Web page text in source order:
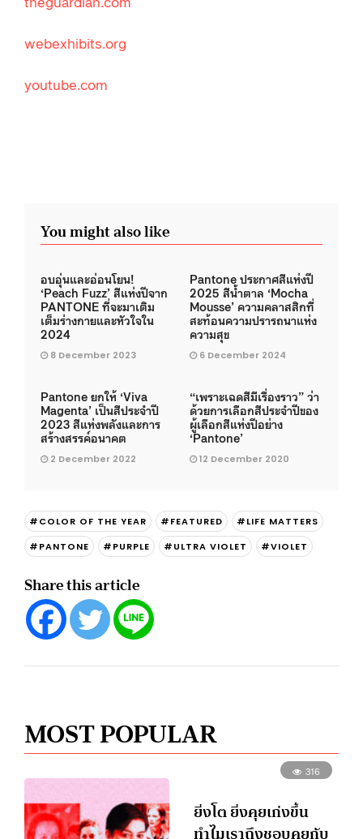
webexhibits.org
youtube.com
You might also like
อบอุ่นและอ่อนโยน!
‘Peach Fuzz’ สีแห่งปีจาก
PANTONE ที่จะมาเติม
เต็มร่างกายและหัวใจใน
2024
8 December 2023
Pantone ประกาศสีแห่งปี
2025 สีน้ำตาล ‘Mocha
Mousse’ ความคลาสสิกที่
สะท้อนความปรารถนาแห่ง
ความสุข
6 December 2024
Pantone ยกให้ ‘Viva
Magenta’ เป็นสีประจำปี
2023 สีแห่งพลังและการ
สร้างสรรค์อนาคต
2 December 2022
“เพราะเฉดสีมีเรื่องราว” ว่า
ด้วยการเลือกสีประจำปีของ
ผู้เลือกสีแห่งปีอย่าง
‘Pantone’
12 December 2020
#COLOR OF THE YEAR #FEATURED
#LIFE MATTERS
#PANTONE
#PURPLE #ULTRA VIOLET #VIOLET
Share this article
MOST POPULAR
316
ยิ่งโต ยิ่งคุยเก่งขึ้น